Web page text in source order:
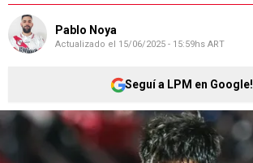
Pablo Noya
Actualizado el 15/06/2025 - 15:59hs ART
Seguí a LPM en Google!